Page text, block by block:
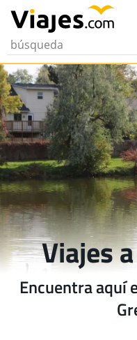
Viajes
Encuentra aquí